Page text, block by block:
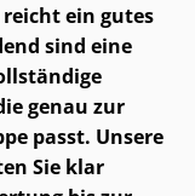
ein gutes
sind eine
genau zur
passt. Unsere
Sie klar